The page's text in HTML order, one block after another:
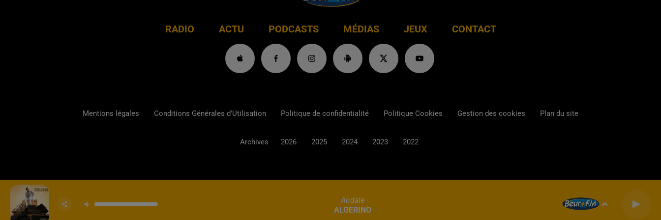
RADIO ACTU PODCASTS MÉDIAS JEUX CONTACT
Andale
ALGERINO
Mentions légales Conditions Générales d'Utilisation Politique de confidentialité Politique Cookies Gestion des cookies Plan du site
Archives 2026 2025 2024 2023 2022